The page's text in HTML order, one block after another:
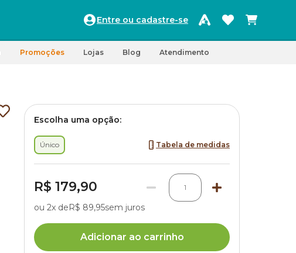
Entre ou cadastre-se
Promoções Lojas Blog Atendimento
Escolha uma opção:
Único Tabela de medidas
R$ 179,90 1
ou 2x deR$ 89,95sem juros
Adicionar ao carrinho